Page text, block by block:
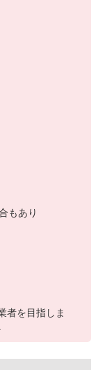
もあり
者を目指しま